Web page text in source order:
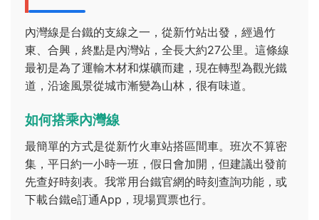
內灣線是台鐵的支線之一，從新竹站出發，經過竹
東、合興，終點是內灣站，全長大約27公里。這條線
最初是為了運輸木材和煤礦而建，現在轉型為觀光鐵
道，沿途風景從城市漸變為山林，很有味道。
如何搭乘內灣線
最簡單的方式是從新竹火車站搭區間車。班次不算密
集，平日約一小時一班，假日會加開，但建議出發前
先查好時刻表。我常用台鐵官網的時刻查詢功能，或
下載台鐵e訂通App，現場買票也行。